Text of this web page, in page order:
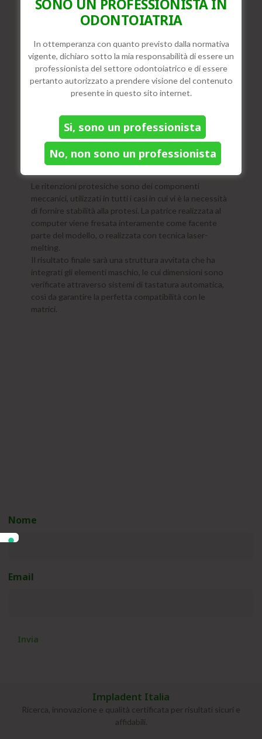
Ritenzioni protesiche
biomedicale
Le ritenzioni protesiche sono dei componenti
meccanici, utilizzati in tutti i casi in cui vi è la necessità
di fornire stabilità alla protesi. La patrice realizzata al
computer viene fresata interamente come facente
parte del modello, o realizzata con tecnica laser-
melting.
Il risultato finale sarà una struttura avvitata che ha
integrati gli elementi maschio, le cui dimensioni sono
verificate attraverso sistemi di tastatura automatica,
così da garantire la perfetta compatibilità con le
matrici.
Nome
Email
Impladent Italia
Ricerca, innovazione e qualità certificata per risultati sicuri e
affidabili.
SONO UN PROFESSIONISTA IN
ODONTOIATRIA
In ottemperanza con quanto previsto dalla normativa
vigente, dichiaro sotto la mia responsabilità di essere un
professionista del settore odontoiatrico e di essere
pertanto autorizzato a prendere visione del contenuto
presente in questo sito internet.
Si, sono un professionista
No, non sono un professionista